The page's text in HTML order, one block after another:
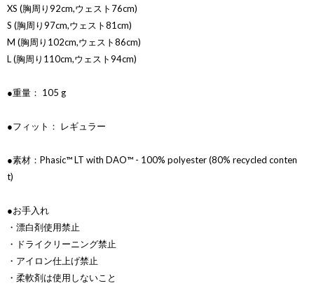
XS (胸周り92cm,ウェスト76cm)
S (胸周り97cm,ウェスト81cm)
M (胸周り102cm,ウェスト86cm)
L (胸周り110cm,ウェスト94cm)
●重量： 105 g
●フィット： レギュラー
●素材：Phasic™ LT with DAO™ - 100% polyester (80% recycled conten
t)
●お手入れ
・漂白剤使用禁止
・ドライクリーニング禁止
・アイロン仕上げ禁止
・柔軟剤は使用しないこと